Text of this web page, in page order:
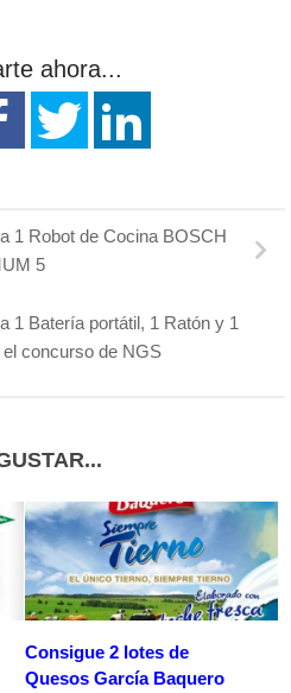
ahora...
1 Robot de Cocina BOSCH
5
1 Batería portátil, 1 Ratón y 1
concurso de NGS
Consigue 2 lotes de
Quesos García Baquero